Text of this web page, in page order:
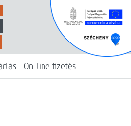
On-line fizetés